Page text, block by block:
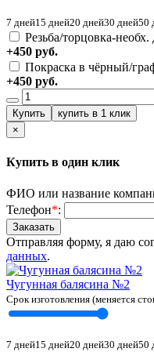
7 дней15 дней20 дней30 дней50
Резьба/торцовка-
+450 руб.
Покраска в чёрный/
+450 руб.
×
Купить в один клик
ФИО или название
Телефон*:
Отправляя форму, я даю
данных.
Чугунная балясина №2
Срок изготовления (меняется
7 дней15 дней20 дней30 дней50